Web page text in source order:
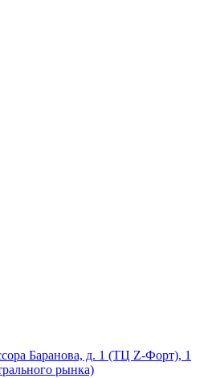
Баранова, д. 1 (ТЦ Z-Форт), 1
рынка)